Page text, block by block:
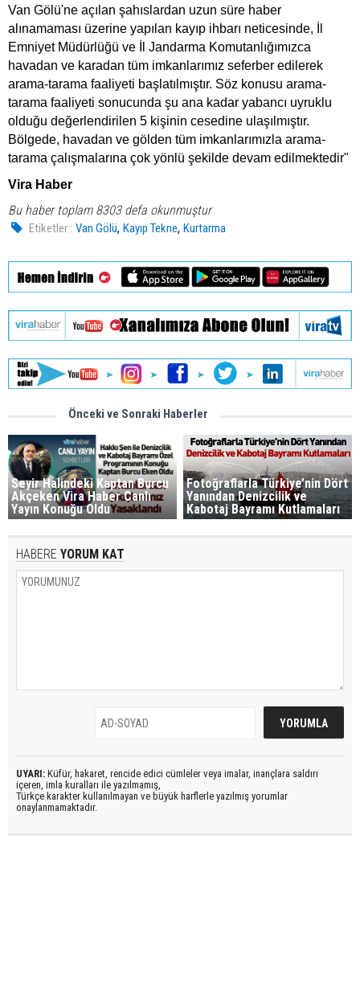
Van Gölü'ne açılan şahıslardan uzun süre haber
alınamaması üzerine yapılan kayıp ihbarı neticesinde, İl
Emniyet Müdürlüğü ve İl Jandarma Komutanlığımızca
havadan ve karadan tüm imkanlarımız seferber edilerek
arama-tarama faaliyeti başlatılmıştır. Söz konusu arama-
tarama faaliyeti sonucunda şu ana kadar yabancı uyruklu
olduğu değerlendirilen 5 kişinin cesedine ulaşılmıştır.
Bölgede, havadan ve gölden tüm imkanlarımızla arama-
tarama çalışmalarına çok yönlü şekilde devam edilmektedir"
Vira Haber
Bu haber toplam 8303 defa okunmuştur
Etiketler : Van Gölü,Kayıp Tekne,Kurtarma
Önceki ve Sonraki Haberler
Seyir Halindeki Kaptan Burcu
Akçeken Vira Haber Canlı
Yayın Konuğu Oldu
Fotoğraflarla Türkiye’nin Dört
Yanından Denizcilik ve
Kabotaj Bayramı Kutlamaları
HABERE YORUM KAT
UYARI: Küfür, hakaret, rencide edici cümleler veya imalar, inançlara saldırı
içeren, imla kuralları ile yazılmamış,
Türkçe karakter kullanılmayan ve büyük harflerle yazılmış yorumlar
onaylanmamaktadır.